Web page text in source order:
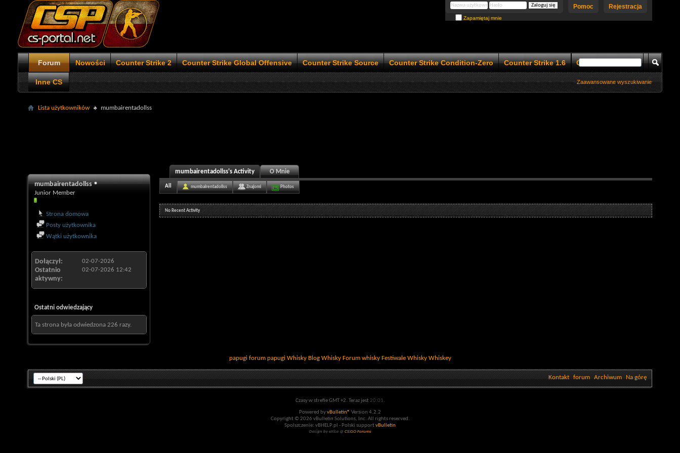
Rejestracja
Pomoc
Zapamiętaj mnie
Forum Nowości Counter Strike 2 Counter Strike Global Offensive Counter Strike Source Counter Strike Condition-Zero Counter Strike 1.6 Counter Strike 1.5
Inne CS Zaawansowane wyszukiwanie
Lista użytkowników mumbairentadollss
mumbairentadollss
Junior Member
Strona domowa
Posty użytkownika
Wątki użytkownika
Dołączył 02-07-2026
Ostatnio
aktywny
02-07-2026 12:42
Ostatni odwiedzający
Ta strona była odwiedzona 226 razy.
mumbairentadollss's Activity O Mnie
All mumbairentadollss Znajomi Photos
No Recent Activity
papugi forum papugi Whisky Blog Whisky Forum whisky Festiwale Whisky Whiskey
Kontakt forum Archiwum Na górę
Czasy w strefie GMT +2. Teraz jest 20:01.
Powered byvBulletin® Version 4.2.2
Copyright © 2026 vBulletin Solutions, Inc. All rights reserved.
Spolszczenie: vBHELP.pl - Polski supportvBulletin
Design by eXiLe @ CS:GO Forums